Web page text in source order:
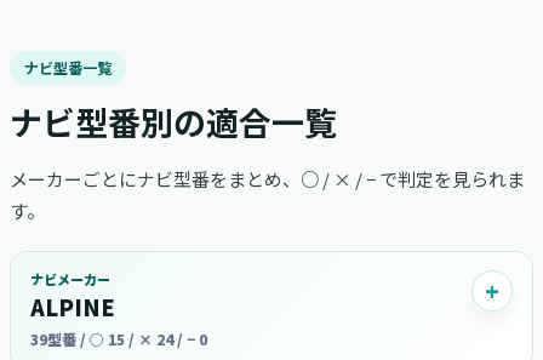
ナビ型番一覧
ナビ型番別の適合一覧
メーカーごとにナビ型番をまとめ、○ / × / − で判定を見られま
す。
ナビメーカー
ALPINE
39型番 / ○ 15 / × 24 / − 0